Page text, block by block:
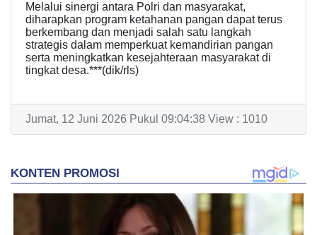
Melalui sinergi antara Polri dan masyarakat,
diharapkan program ketahanan pangan dapat terus
berkembang dan menjadi salah satu langkah
strategis dalam memperkuat kemandirian pangan
serta meningkatkan kesejahteraan masyarakat di
tingkat desa.***(dik/rls)
Jumat, 12 Juni 2026 Pukul 09:04:38 View : 1010